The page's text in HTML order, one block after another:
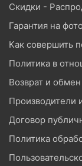
Скидки -
Гарантия на
Как совершить
Политика в
Возврат и
Производители
Договор
Политика